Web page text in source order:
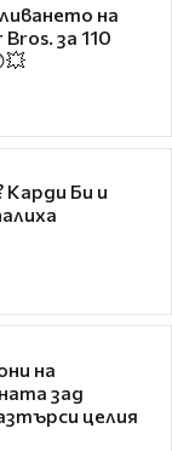
на
за 110
Карди Би и
на
зад
целия